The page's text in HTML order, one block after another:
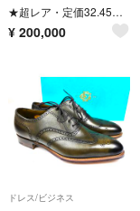
★超レア・定価32.45万円・新品未使用★ エドワードグリーン ドーバー DOVER 606ラスト ブラック サイズ6.5E
¥ 200,000
ドレス/ビジネス